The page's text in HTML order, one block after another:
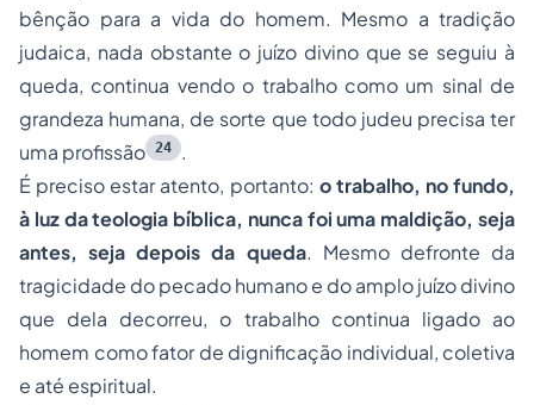
bênção para a vida do homem. Mesmo a tradição
judaica, nada obstante o juízo divino que se seguiu à
queda, continua vendo o trabalho como um sinal de
grandeza humana, de sorte que todo judeu precisa ter
uma profissão 24
.
É preciso estar atento, portanto: o trabalho, no fundo,
à luz da teologia bíblica, nunca foi uma maldição, seja
antes, seja depois da queda. Mesmo defronte da
tragicidade do pecado humano e do amplo juízo divino
que dela decorreu, o trabalho continua ligado ao
homem como fator de dignificação individual, coletiva
e até espiritual.